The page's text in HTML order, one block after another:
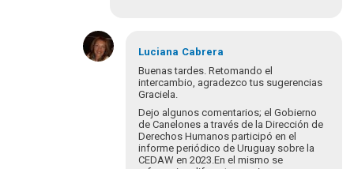
respuesta
Luciana Cabrera
Buenas tardes. Retomando el
intercambio, agradezco tus sugerencias
Graciela.
Dejo algunos comentarios; el Gobierno
de Canelones a través de la Dirección de
Derechos Humanos participó en el
informe periódico de Uruguay sobre la
CEDAW en 2023.En el mismo se